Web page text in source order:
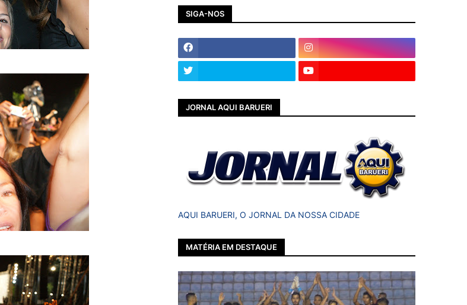
SIGA-NOS
JORNAL AQUI BARUERI
AQUI BARUERI, O JORNAL DA NOSSA CIDADE
MATÉRIA EM DESTAQUE